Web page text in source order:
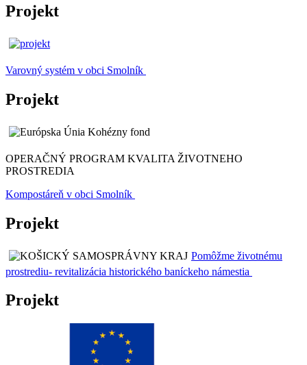
Projekt
Varovný systém v obci Smolník
Projekt
OPERAČNÝ PROGRAM KVALITA ŽIVOTNEHO
PROSTREDIA
Kompostáreň v obci Smolník
Projekt
Pomôžme životnému
prostrediu- revitalizácia historického baníckeho námestia
Projekt